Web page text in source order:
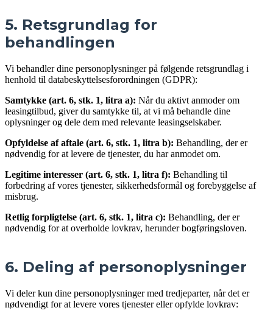
5. Retsgrundlag for
behandlingen
Vi behandler dine personoplysninger på følgende retsgrundlag i
henhold til databeskyttelsesforordningen (GDPR):
Samtykke (art. 6, stk. 1, litra a): Når du aktivt anmoder om
leasingtilbud, giver du samtykke til, at vi må behandle dine
oplysninger og dele dem med relevante leasingselskaber.
Opfyldelse af aftale (art. 6, stk. 1, litra b): Behandling, der er
nødvendig for at levere de tjenester, du har anmodet om.
Legitime interesser (art. 6, stk. 1, litra f): Behandling til
forbedring af vores tjenester, sikkerhedsformål og forebyggelse af
misbrug.
Retlig forpligtelse (art. 6, stk. 1, litra c): Behandling, der er
nødvendig for at overholde lovkrav, herunder bogføringsloven.
6. Deling af personoplysninger
Vi deler kun dine personoplysninger med tredjeparter, når det er
nødvendigt for at levere vores tjenester eller opfylde lovkrav: